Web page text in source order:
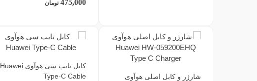
475,000 تومان
شارژر و کابل اصلی هوآوی
کابل تایپ سی هوآوی Huawei
Type-C Cable